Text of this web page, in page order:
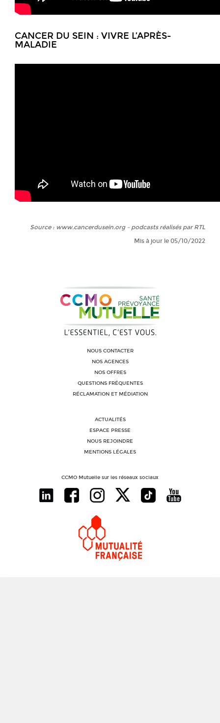
CANCER DU SEIN : VIVRE L’APRÈS-
MALADIE
Source : www.cancerdusein.org – podcasts réalisés par RTL
Mis à jour le 05/10/2022
NOUS CONTACTER
NOS AGENCES
NOS OFFRES
QUESTIONS FRÉQUENTES
RÉCLAMATION ET MÉDIATION
ACTUALITÉS
ESPACE PRESSE
NOUS REJOINDRE
MENTIONS LÉGALES
CCMO Mutuelle sur les réseaux sociaux